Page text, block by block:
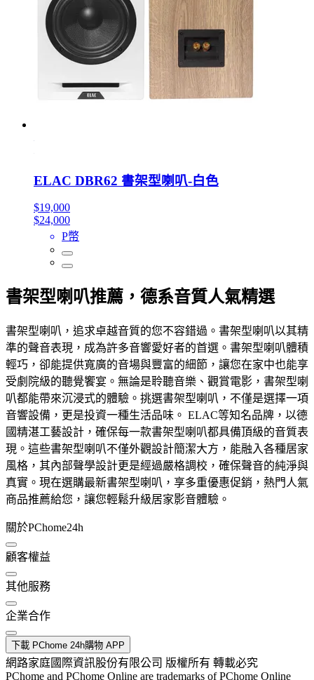
ELAC DBR62 書架型喇叭-白色
$19,000
$24,000
P幣
書架型喇叭推薦，德系音質人氣精選
書架型喇叭，追求卓越音質的您不容錯過。書架型喇叭以其精
準的聲音表現，成為許多音響愛好者的首選。書架型喇叭體積
輕巧，卻能提供寬廣的音場與豐富的細節，讓您在家中也能享
受劇院級的聽覺饗宴。無論是聆聽音樂、觀賞電影，書架型喇
叭都能帶來沉浸式的體驗。挑選書架型喇叭，不僅是選擇一項
音響設備，更是投資一種生活品味。 ELAC等知名品牌，以德
國精湛工藝設計，確保每一款書架型喇叭都具備頂級的音質表
現。這些書架型喇叭不僅外觀設計簡潔大方，能融入各種居家
風格，其內部聲學設計更是經過嚴格調校，確保聲音的純淨與
真實。現在選購最新書架型喇叭，享多重優惠促銷，熱門人氣
商品推薦給您，讓您輕鬆升級居家影音體驗。
關於PChome24h
顧客權益
其他服務
企業合作
下載 PChome 24h購物 APP
網路家庭國際資訊股份有限公司 版權所有 轉載必究
PChome and PChome Online are trademarks of PChome Online